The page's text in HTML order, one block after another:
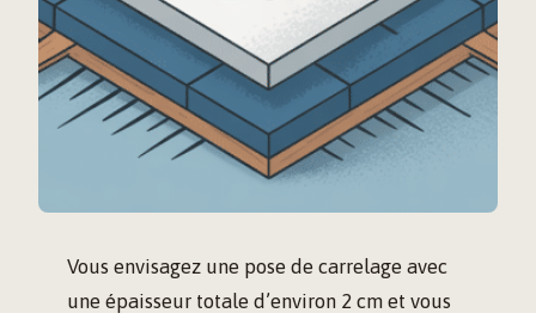
Vous envisagez une pose de carrelage avec
une épaisseur totale d’environ 2 cm et vous